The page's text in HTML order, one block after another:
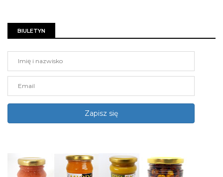
BIULETYN